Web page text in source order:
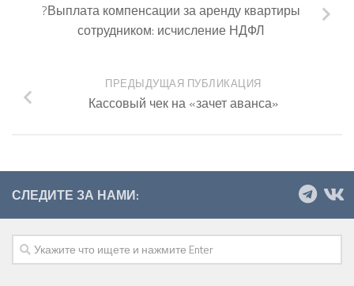
?Выплата компенсации за аренду квартиры
сотрудником: исчисление НДФЛ
ПРЕДЫДУЩАЯ ПУБЛИКАЦИЯ
Кассовый чек на «зачет аванса»
СЛЕДИТЕ ЗА НАМИ: